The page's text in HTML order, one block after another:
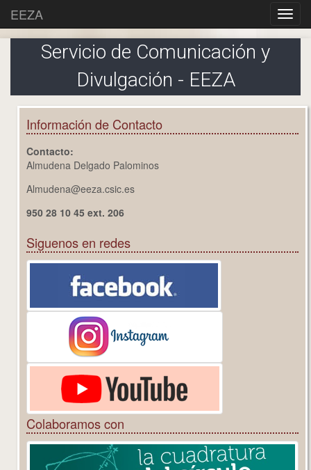
EEZA
Servicio de Comunicación y
Divulgación - EEZA
Información de Contacto
Contacto:
Almudena Delgado Palominos
Almudena@eeza.csic.es
950 28 10 45 ext. 206
Siguenos en redes
Colaboramos con